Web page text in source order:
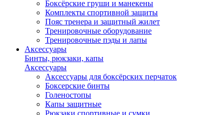
Боксёрские груши и манекены
Комплекты спортивной защиты
Пояс тренера и защитный жилет
Тренировочные оборудование
Тренировочные пэды и лапы
Аксессуары
Бинты, рюкзаки, капы
Аксессуары
Аксессуары для боксёрских перчаток
Боксерские бинты
Голеностопы
Капы защитные
Рюкзаки спортивные и сумки